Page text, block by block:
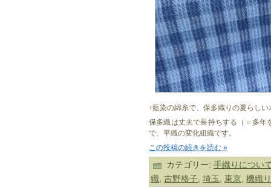
↑藍染の綿糸で、保多織りの夏らし
保多織は丈夫で長持ちする（＝多年
で、平織の変化組織です。
この投稿の続きを読む »
カテゴリー: 手織りについ
織 吉野格子 埼玉 東京 機織り